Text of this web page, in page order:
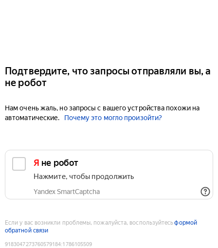
Подтвердите, что запросы отправляли вы, а
не робот
Нам очень жаль, но запросы с вашего устройства похожи на
автоматические.
Почему это могло произойти?
Я не робот
Нажмите, чтобы продолжить
Yandex SmartCaptcha
Если у вас возникли проблемы, пожалуйста, воспользуйтесьформой
обратной связи
9183047273760579184:1786105509